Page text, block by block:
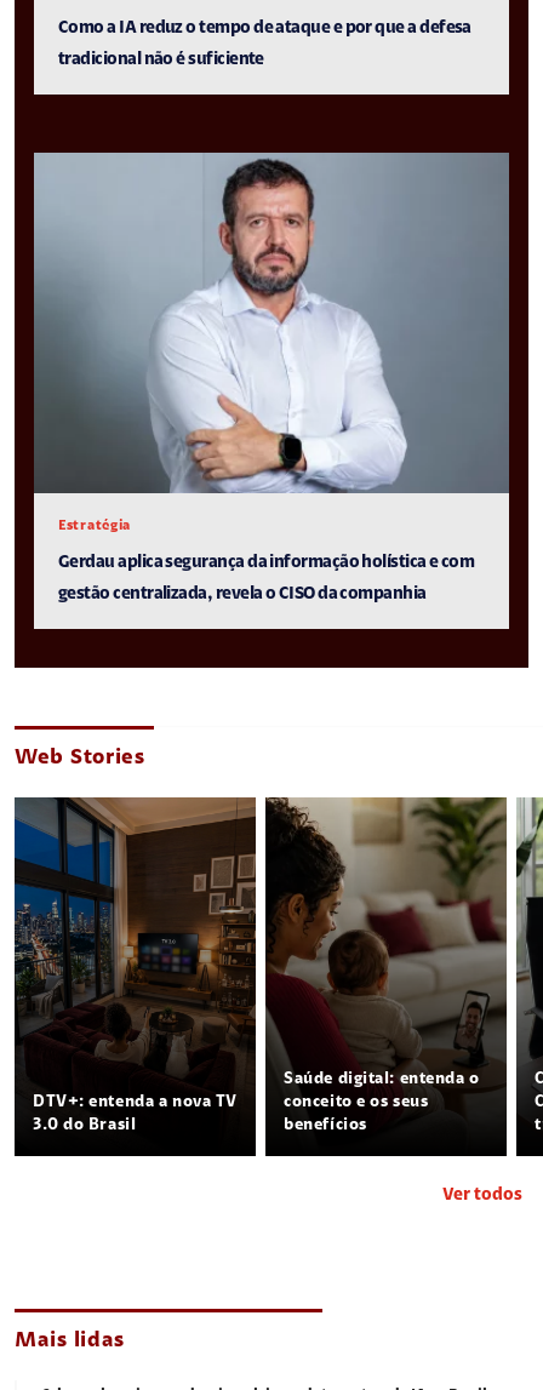
Como a IA reduz o tempo de ataque e por que a defesa
tradicional não é suficiente
Estratégia
Gerdau aplica segurança da informação holística e com
gestão centralizada, revela o CISO da companhia
Web Stories
DTV+: entenda a nova TV
3.0 do Brasil
Saúde digital: entenda o
conceito e os seus
benefícios
Ver todos
Mais lidas